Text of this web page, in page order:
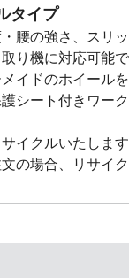
０×１０ #２４０
穴径(mm)： 10
０×１０ #４０
穴径(mm)： 10
穴径(mm)： 15
穴径(mm)：15
タイプ
腰の強さ、スリ
り機に対応可能で
イドのホイール
シート付きワー
イクルいたしま
の場合、リサイ